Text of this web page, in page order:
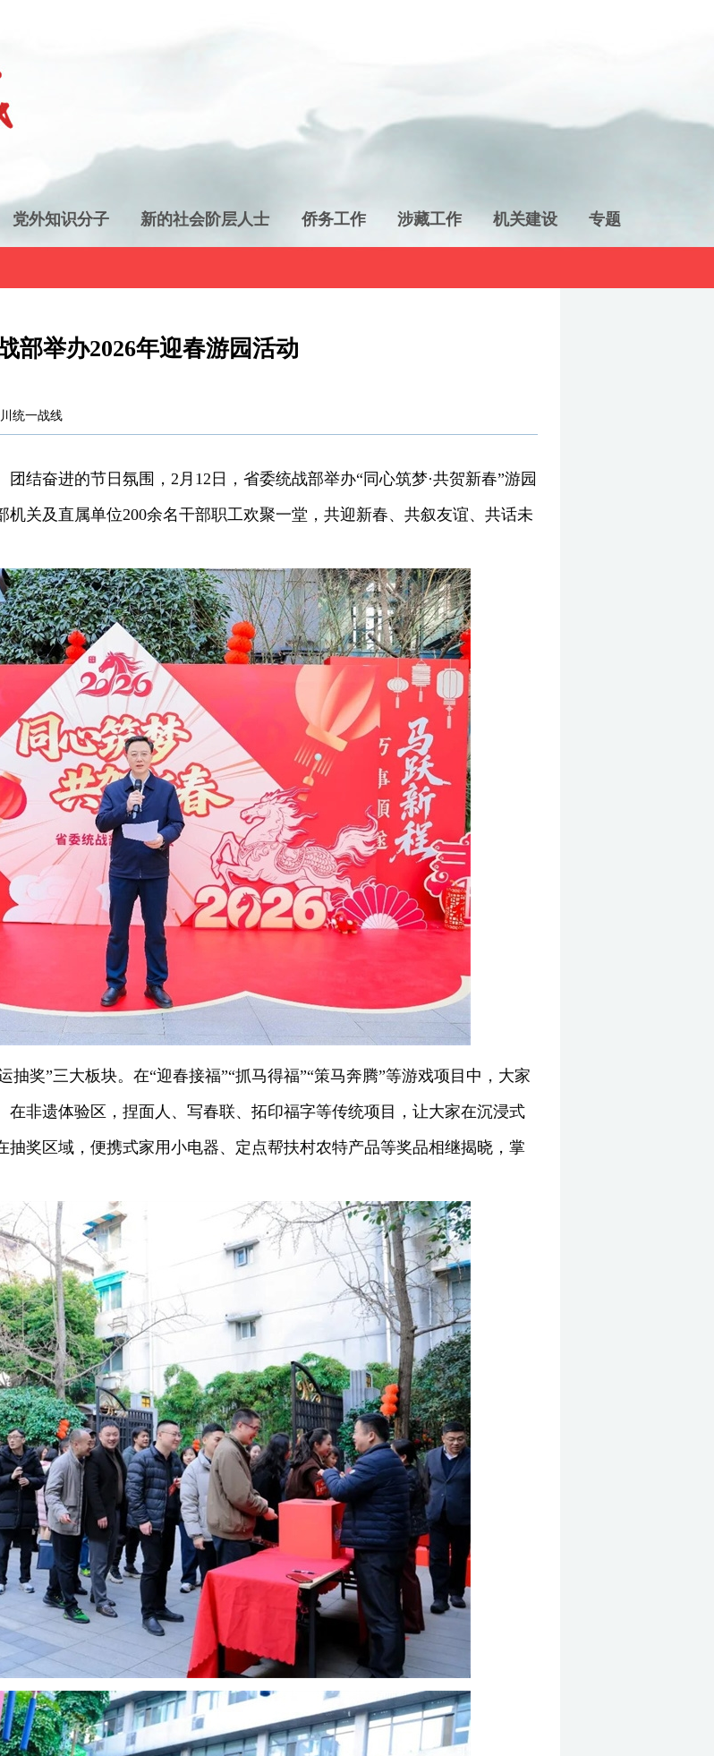
党外知识分子 新的社会阶层人士 侨务工作 涉藏工作 机关建设 专题
部举办2026年迎春游园活动
统一战线
结奋进的节日氛围，2月12日，省委统战部举办“同心筑梦·共贺新春”游园
关及直属单位200余名干部职工欢聚一堂，共迎新春、共叙友谊、共话未
抽奖”三大板块。在“迎春接福”“抓马得福”“策马奔腾”等游戏项目中，大家
非遗体验区，捏面人、写春联、拓印福字等传统项目，让大家在沉浸式
奖区域，便携式家用小电器、定点帮扶村农特产品等奖品相继揭晓，掌